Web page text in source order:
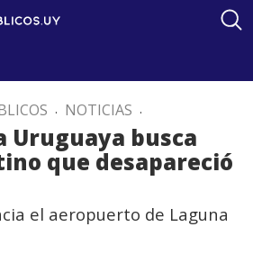
. NOTICIAS .
Uruguaya busca
que desapareció
el aeropuerto de Laguna